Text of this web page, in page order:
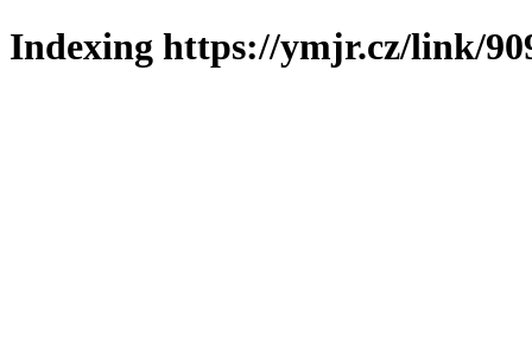
Indexing https://ymjr.cz/link/